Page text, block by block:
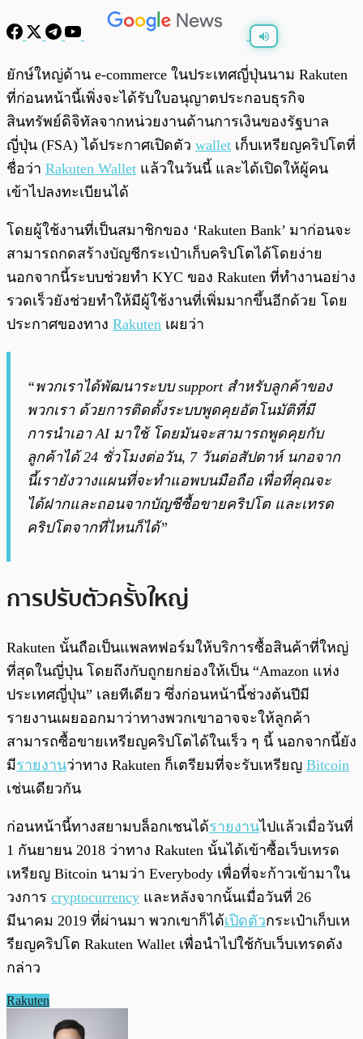
พร้อมเล่น
ยักษ์ใหญ่ด้าน e-commerce ในประเทศญี่ปุ่นนาม Rakuten
ที่ก่อนหน้านี้เพิ่งจะได้รับใบอนุญาตประกอบธุรกิจ
สินทรัพย์ดิจิทัลจากหน่วยงานด้านการเงินของรัฐบาล
ญี่ปุ่น (FSA) ได้ประกาศเปิดตัว wallet เก็บเหรียญคริปโตที่
ชื่อว่า Rakuten Wallet แล้วในวันนี้ และได้เปิดให้ผู้คน
เข้าไปลงทะเบียนได้
โดยผู้ใช้งานที่เป็นสมาชิกของ ‘Rakuten Bank’ มาก่อนจะ
สามารถกดสร้างบัญชีกระเป๋าเก็บคริปโตได้โดยง่าย
นอกจากนี้ระบบช่วยทำ KYC ของ Rakuten ที่ทำงานอย่าง
รวดเร็วยังช่วยทำให้มีผู้ใช้งานที่เพิ่มมากขึ้นอีกด้วย โดย
ประกาศของทาง Rakuten เผยว่า
“พวกเราได้พัฒนาระบบ support สำหรับลูกค้าของ
พวกเรา ด้วยการติดตั้งระบบพูดคุยอัตโนมัติที่มี
การนำเอา AI มาใช้ โดยมันจะสามารถพูดคุยกับ
ลูกค้าได้ 24 ชั่วโมงต่อวัน, 7 วันต่อสัปดาห์ นกอจาก
นี้เรายังวางแผนที่จะทำแอพบนมือถือ เพื่อที่คุณจะ
ได้ฝากและถอนจากบัญชีซื้อขายคริปโต และเทรด
คริปโตจากที่ไหนก็ได้”
การปรับตัวครั้งใหญ่
Rakuten นั้นถือเป็นแพลทฟอร์มให้บริการซื้อสินค้าที่ใหญ่
ที่สุดในญี่ปุ่น โดยถึงกับถูกยกย่องให้เป็น “Amazon แห่ง
ประเทศญี่ปุ่น” เลยทีเดียว ซึ่งก่อนหน้านี้ช่วงต้นปีมี
รายงานเผยออกมาว่าทางพวกเขาอาจจะให้ลูกค้า
สามารถซื้อขายเหรียญคริปโตได้ในเร็ว ๆ นี้ นอกจากนี้ยัง
มีรายงานว่าทาง Rakuten ก็เตรียมที่จะรับเหรียญ Bitcoin
เช่นเดียวกัน
ก่อนหน้านี้ทางสยามบล็อกเชนได้รายงานไปแล้วเมื่อวันที่
1 กันยายน 2018 ว่าทาง Rakuten นั้นได้เข้าซื้อเว็บเทรด
เหรียญ Bitcoin นามว่า Everybody เพื่อที่จะก้าวเข้ามาใน
วงการ cryptocurrency และหลังจากนั้นเมื่อวันที่ 26
มีนาคม 2019 ที่ผ่านมา พวกเขาก็ได้เปิดตัวกระเป๋าเก็บเห
รียญคริปโต Rakuten Wallet เพื่อนำไปใช้กับเว็บเทรดดัง
กล่าว
Rakuten